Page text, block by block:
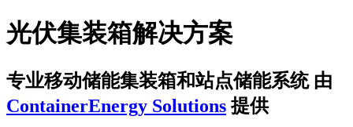
光伏集装箱解决方案
专业移动储能集装箱和站点储能系统 由
ContainerEnergy Solutions 提供